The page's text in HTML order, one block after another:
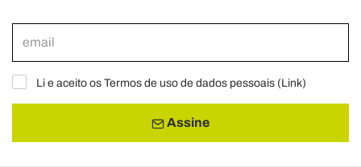
Li e aceito os Termos de uso de dados pessoais (Link)
Assine